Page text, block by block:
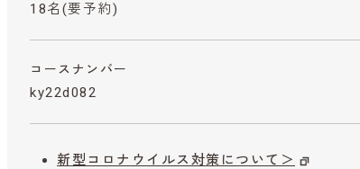
18名(要予約)
コースナンバー
ky22d082
新型コロナウイルス対策について＞